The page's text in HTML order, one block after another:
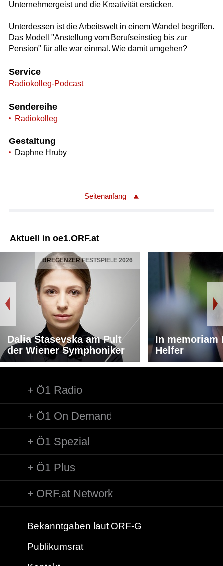
Unternehmergeist und die Kreativität ersticken.
Unterdessen ist die Arbeitswelt in einem Wandel begriffen.
Das Modell "Anstellung vom Berufseinstieg bis zur
Pension" für alle war einmal. Wie damit umgehen?
Service
Radiokolleg-Podcast
Sendereihe
Radiokolleg
Gestaltung
Daphne Hruby
Seitenanfang
Aktuell in oe1.ORF.at
BREGENZER FESTSPIELE 2026
Dalia Stasevska am Pult
der Wiener Symphoniker
In memoriam
Helfer
Ö1 Radio
Ö1 On Demand
Ö1 Spezial
Ö1 Plus
ORF.at Network
Bekanntgaben laut ORF-G
Publikumsrat